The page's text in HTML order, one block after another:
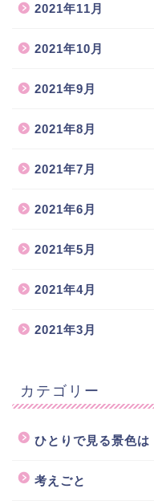
2021年11月
2021年10月
2021年9月
2021年8月
2021年7月
2021年6月
2021年5月
2021年4月
2021年3月
カテゴリー
ひとりで見る景色は
考えごと